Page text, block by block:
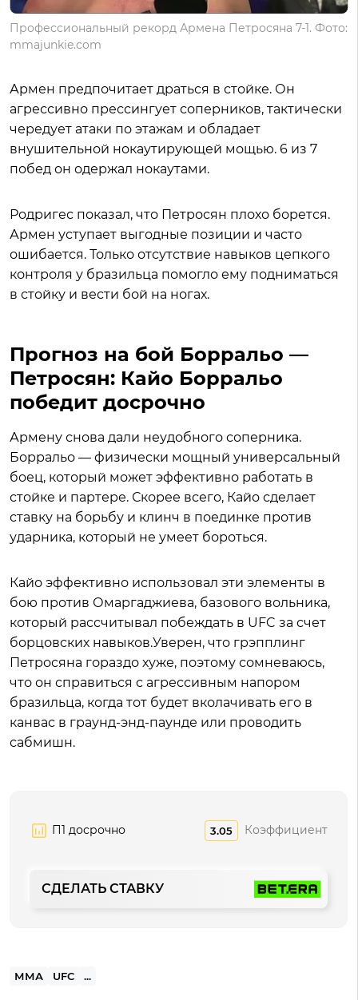
Профессиональный рекорд Армена Петросяна 7-1. Фото:
mmajunkie.com
Армен предпочитает драться в стойке. Он
агрессивно прессингует соперников, тактически
чередует атаки по этажам и обладает
внушительной нокаутирующей мощью. 6 из 7
побед он одержал нокаутами.
Родригес показал, что Петросян плохо борется.
Армен уступает выгодные позиции и часто
ошибается. Только отсутствие навыков цепкого
контроля у бразильца помогло ему подниматься
в стойку и вести бой на ногах.
Прогноз на бой Борральо —
Петросян: Кайо Борральо
победит досрочно
Армену снова дали неудобного соперника.
Борральо — физически мощный универсальный
боец, который может эффективно работать в
стойке и партере. Скорее всего, Кайо сделает
ставку на борьбу и клинч в поединке против
ударника, который не умеет бороться.
Кайо эффективно использовал эти элементы в
бою против Омаргаджиева, базового вольника,
который рассчитывал побеждать в UFC за счет
борцовских навыков.Уверен, что грэпплинг
Петросяна гораздо хуже, поэтому сомневаюсь,
что он справиться с агрессивным напором
бразильца, когда тот будет вколачивать его в
канвас в граунд-энд-паунде или проводить
сабмишн.
П1 досрочно 3.05 Коэффициент
СДЕЛАТЬ СТАВКУ
ММА UFC ...